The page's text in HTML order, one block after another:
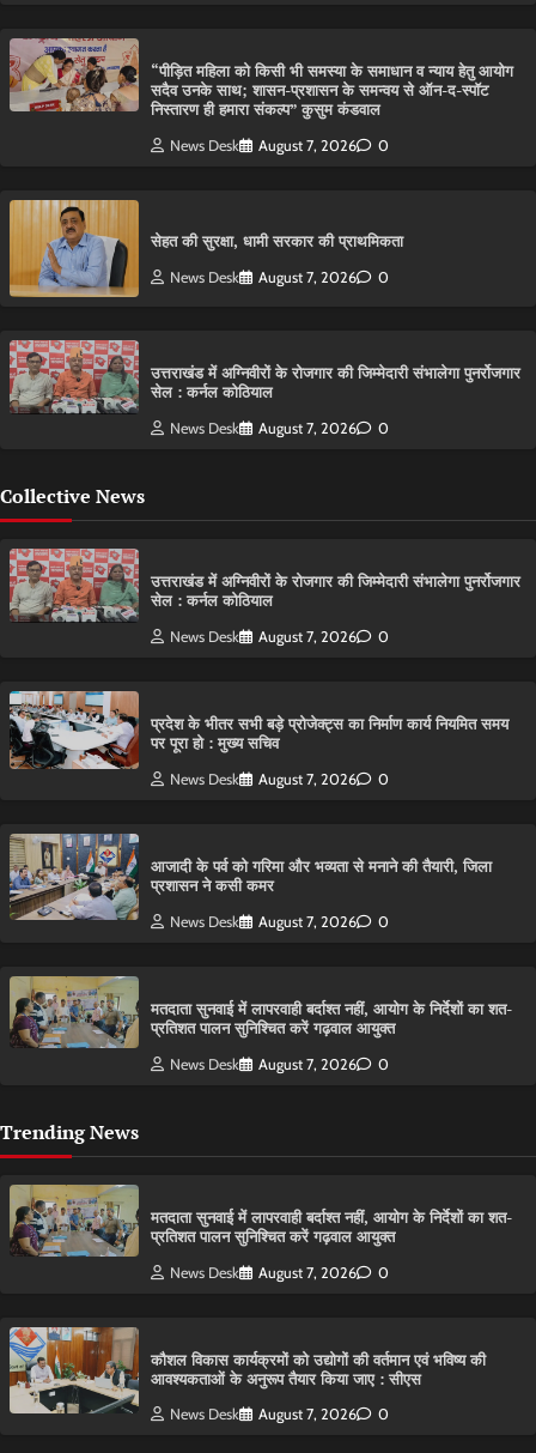
“पीड़ित महिला को किसी भी समस्या के समाधान व न्याय हेतु आयोग
सदैव उनके साथ; शासन-प्रशासन के समन्वय से ऑन-द-स्पॉट
निस्तारण ही हमारा संकल्प” कुसुम कंडवाल
News Desk August 7, 2026 0
सेहत की सुरक्षा, धामी सरकार की प्राथमिकता
News Desk August 7, 2026 0
उत्तराखंड में अग्निवीरों के रोजगार की जिम्मेदारी संभालेगा पुनर्रोजगार
सेल : कर्नल कोठियाल
News Desk August 7, 2026 0
Collective News
उत्तराखंड में अग्निवीरों के रोजगार की जिम्मेदारी संभालेगा पुनर्रोजगार
सेल : कर्नल कोठियाल
News Desk August 7, 2026 0
प्रदेश के भीतर सभी बड़े प्रोजेक्ट्स का निर्माण कार्य नियमित समय
पर पूरा हो : मुख्य सचिव
News Desk August 7, 2026 0
आजादी के पर्व को गरिमा और भव्यता से मनाने की तैयारी, जिला
प्रशासन ने कसी कमर
News Desk August 7, 2026 0
मतदाता सुनवाई में लापरवाही बर्दाश्त नहीं, आयोग के निर्देशों का शत-
प्रतिशत पालन सुनिश्चित करें गढ़वाल आयुक्त
News Desk August 7, 2026 0
Trending News
मतदाता सुनवाई में लापरवाही बर्दाश्त नहीं, आयोग के निर्देशों का शत-
प्रतिशत पालन सुनिश्चित करें गढ़वाल आयुक्त
News Desk August 7, 2026 0
कौशल विकास कार्यक्रमों को उद्योगों की वर्तमान एवं भविष्य की
आवश्यकताओं के अनुरूप तैयार किया जाए : सीएस
News Desk August 7, 2026 0